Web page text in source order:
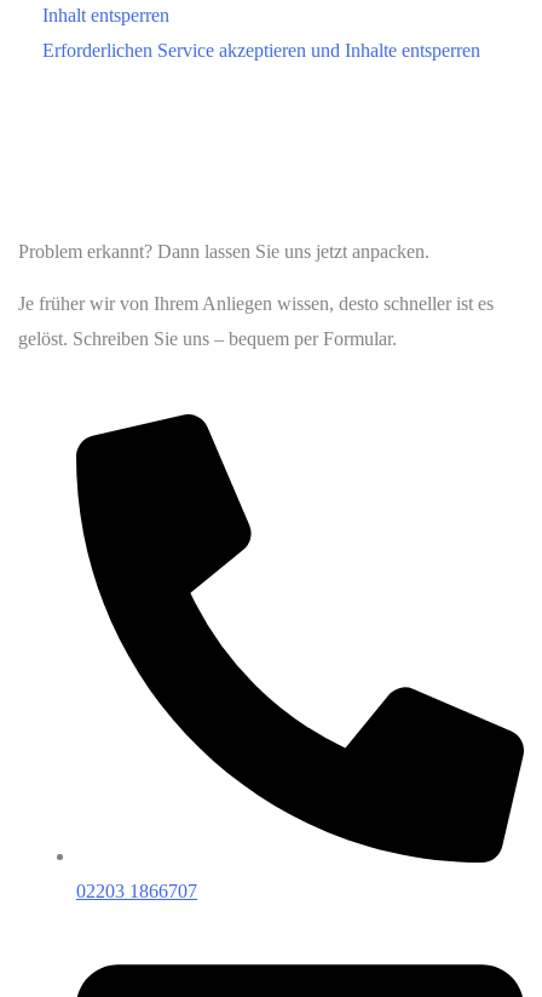
Inhalt entsperren
Erforderlichen Service akzeptieren und Inhalte entsperren
Problem erkannt? Dann lassen Sie uns jetzt anpacken.
Je früher wir von Ihrem Anliegen wissen, desto schneller ist es
gelöst. Schreiben Sie uns – bequem per Formular.
02203 1866707